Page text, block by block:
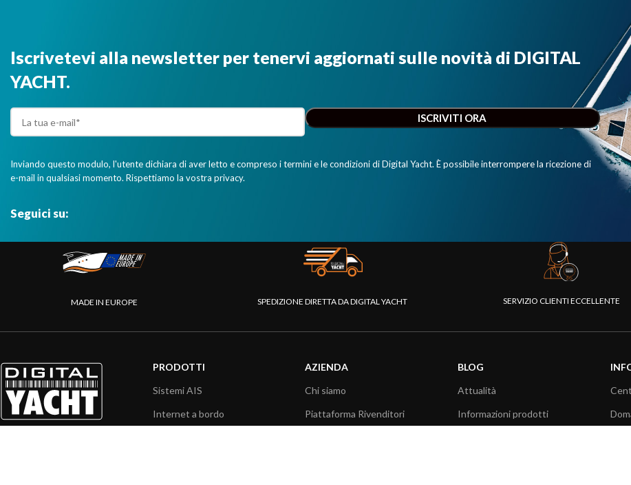
Iscrivetevi alla newsletter per tenervi aggiornati sulle novità di DIGITAL
YACHT.
Inviando questo modulo, l'utente dichiara di aver letto e compreso i termini e le condizioni di Digital Yacht. È possibile interrompere la ricezione di
e-mail in qualsiasi momento. Rispettiamo la vostra privacy.
Seguici su:
MADE IN EUROPE SPEDIZIONE DIRETTA DA DIGITAL YACHT SERVIZIO CLIENTI ECCELLENTE
PRODOTTI
Sistemi AIS
Internet a bordo
AZIENDA
Chi siamo
Piattaforma Rivenditori
BLOG
Attualità
Informazioni prodotti